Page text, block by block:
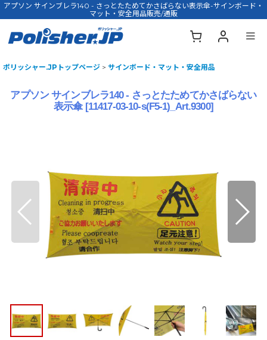
アプソン サインブレラ140 - さっとたためてかさばらない表示傘-サインボード・
マット・安全用品販売/通販
ポリッシャー.JPトップページ > サインボード・マット・安全用品
アプソン サインブレラ140 - さっとたためてかさばらない
表示傘 [11417-03-10-s(F5-1)_Art.9300]